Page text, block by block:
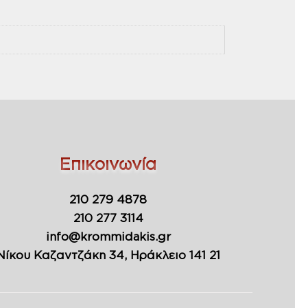
Επικοινωνία
210 279 4878
210 277 3114
info@krommidakis.gr
Καζαντζάκη 34, Ηράκλειο 141 21